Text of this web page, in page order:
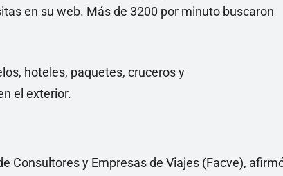
en su web. Más de 3200 por minuto buscaron
hoteles, paquetes, cruceros y
el exterior.
Consultores y Empresas de Viajes (Facve),